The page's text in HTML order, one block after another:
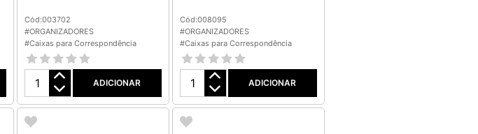
Cód:003702
#ORGANIZADORES
#Caixas para Correspondência
ADICIONAR
Cód:008095
#ORGANIZADORES
#Caixas para Correspondência
ADICIONAR